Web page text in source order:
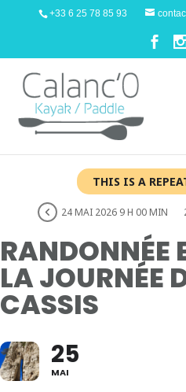
+33 6 25 78 85 93
THIS IS A
24 MAI 2026 9 H 00 MIN
RANDONNÉE
LA JOURNÉE
CASSIS
25
MAI